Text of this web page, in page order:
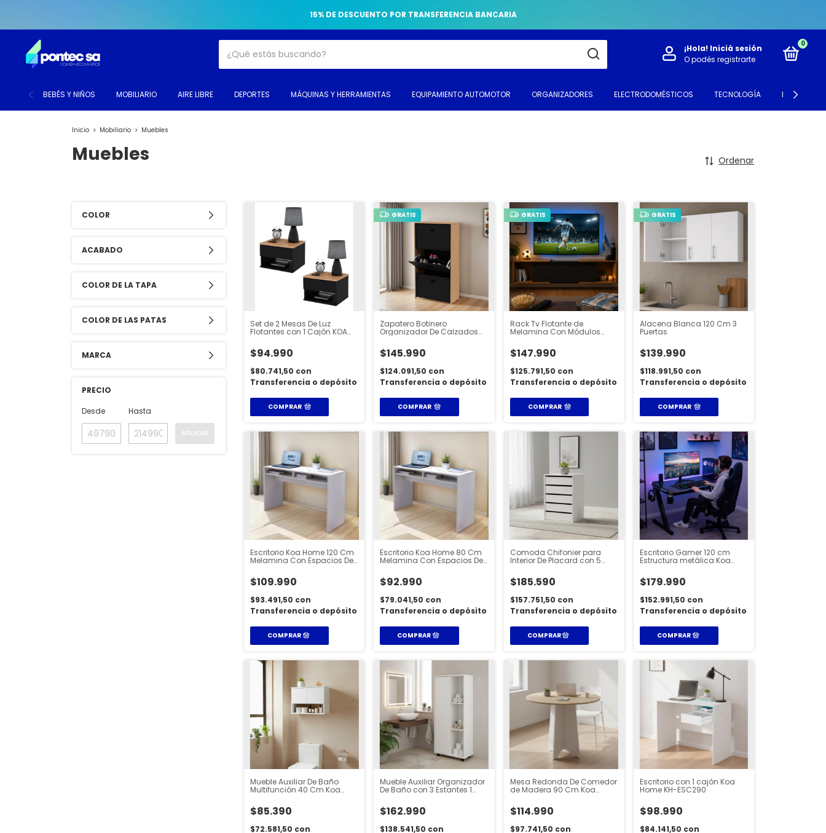
15% DE DESCUENTO POR TRANSFERENCIA BANCARIA
¡Hola! Iniciá sesión
O podés registrarte
0
BEBÉS Y NIÑOS MOBILIARIO AIRE LIBRE DEPORTES MÁQUINAS Y HERRAMIENTAS EQUIPAMIENTO AUTOMOTOR ORGANIZADORES ELECTRODOMÉSTICOS TECNOLOGÍA
Inicio > Mobiliario > Muebles
Muebles Ordenar
COLOR
ACABADO
COLOR DE LA TAPA
COLOR DE LAS PATAS
MARCA
PRECIO
Desde
Hasta
APLICAR
Set de 2 Mesas De Luz
Flotantes con 1 Cajón KOA
$94.990
$80.741,50 con
Transferencia o depósito
COMPRAR
GRATIS
Zapatero Botinero
Organizador De Calzados
$145.990
$124.091,50 con
Transferencia o depósito
COMPRAR
GRATIS
Rack Tv Flotante de
Melamina Con Módulos
$147.990
$125.791,50 con
Transferencia o depósito
COMPRAR
GRATIS
Alacena Blanca 120 Cm 3
Puertas
$139.990
$118.991,50 con
Transferencia o depósito
COMPRAR
Escritorio Koa Home 120 Cm
Melamina Con Espacios De
$109.990
$93.491,50 con
Transferencia o depósito
Escritorio Koa Home 80 Cm
Melamina Con Espacios De
$92.990
$79.041,50 con
Transferencia o depósito
Comoda Chifonier para
Interior De Placard con 5
$185.590
$157.751,50 con
Transferencia o depósito
Escritorio Gamer 120 cm
Estructura metálica Koa
$179.990
$152.991,50 con
Transferencia o depósito
Mueble Auxiliar De Baño
Multifunción 40 Cm Koa
$85.390
$72.581,50 con
Mueble Auxiliar Organizador
De Baño con 3 Estantes 1
bam120
$162.990
$138.541,50 con
Mesa Redonda De Comedor
de Madera 90 Cm Koa
$114.990
$97.741,50 con
Escritorio con 1 cajón Koa
Home KH-ESC290
$98.990
$84.141,50 con